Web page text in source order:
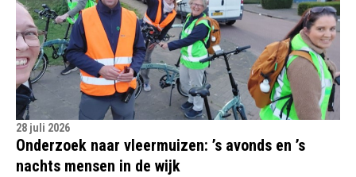
28 juli 2026
Onderzoek naar vleermuizen: ’s avonds en ’s
nachts mensen in de wijk